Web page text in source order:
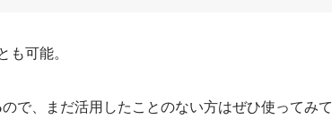
も可能。
ので、まだ活用したことのない方はぜひ使ってみて